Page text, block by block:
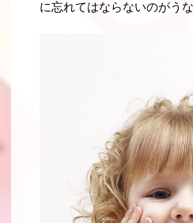
に忘れてはならないのがう